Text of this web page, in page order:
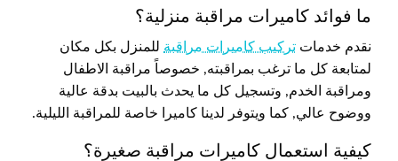
ما فوائد كاميرات مراقبة منزلية؟
نقدم خدمات تركيب كاميرات مراقبة للمنزل بكل مكان
لمتابعة كل ما ترغب بمراقبته, خصوصاً مراقبة الاطفال
ومراقبة الخدم, وتسجيل كل ما يحدث بالبيت بدقة عالية
ووضوح عالي, كما ويتوفر لدينا كاميرا خاصة للمراقبة الليلية.
كيفية استعمال كاميرات مراقبة صغيرة؟